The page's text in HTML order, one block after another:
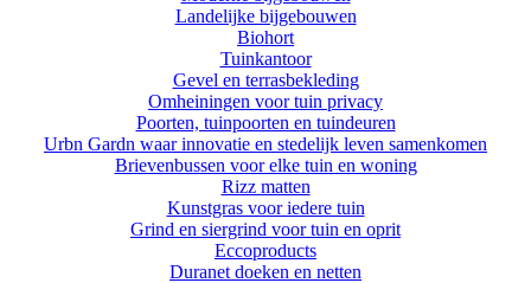
Landelijke bijgebouwen
Biohort
Tuinkantoor
Gevel en terrasbekleding
Omheiningen voor tuin privacy
Poorten, tuinpoorten en tuindeuren
Urbn Gardn waar innovatie en stedelijk leven samenkomen
Brievenbussen voor elke tuin en woning
Rizz matten
Kunstgras voor iedere tuin
Grind en siergrind voor tuin en oprit
Eccoproducts
Duranet doeken en netten